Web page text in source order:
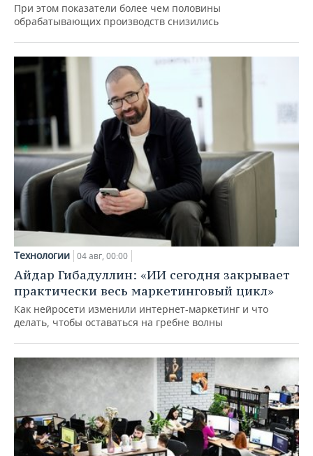
При этом показатели более чем половины
обрабатывающих производств снизились
Технологии 04 авг, 00:00
Айдар Гибадуллин: «ИИ сегодня закрывает
практически весь маркетинговый цикл»
Как нейросети изменили интернет-маркетинг и что
делать, чтобы оставаться на гребне волны